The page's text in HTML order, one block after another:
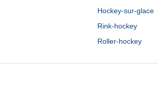
Hockey-sur-glace
Rink-hockey
Roller-hockey